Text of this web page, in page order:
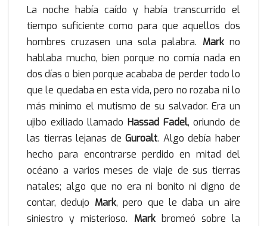
La noche había caído y había transcurrido el
tiempo suficiente como para que aquellos dos
hombres cruzasen una sola palabra. Markno
hablaba mucho, bien porque no comía nada en
dos días o bien porque acababa de perder todo lo
que le quedaba en esta vida, pero no rozaba ni lo
más mínimo el mutismo de su salvador. Era un
ujibo exiliado llamado Hassad Fadel, oriundo de
las tierras lejanas deGuroalt. Algo debía haber
hecho para encontrarse perdido en mitad del
océano a varios meses de viaje de sus tierras
natales; algo que no era ni bonito ni digno de
contar, dedujo Mark, pero que le daba un aire
siniestro y misterioso. Markbromeó sobre la